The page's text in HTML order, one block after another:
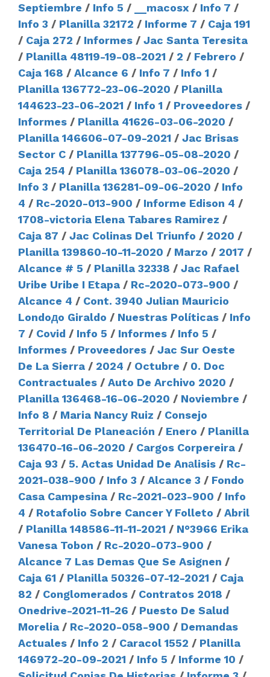
Septiembre / Info 5 / __macosx / Info 7 /
Info 3 / Planilla 32172 / Informe 7 / Caja 191
/ Caja 272 / Informes / Jac Santa Teresita
/ Planilla 48119-19-08-2021 / 2 / Febrero /
Caja 168 / Alcance 6 / Info 7 / Info 1 /
Planilla 136772-23-06-2020 / Planilla
144623-23-06-2021 / Info 1 / Proveedores /
Informes / Planilla 41626-03-06-2020 /
Planilla 146606-07-09-2021 / Jac Brisas
Sector C / Planilla 137796-05-08-2020 /
Caja 254 / Planilla 136078-03-06-2020 /
Info 3 / Planilla 136281-09-06-2020 / Info
4 / Rc-2020-013-900 / Informe Edison 4 /
1708-victoria Elena Tabares Ramirez /
Caja 87 / Jac Colinas Del Triunfo / 2020 /
Planilla 139860-10-11-2020 / Marzo / 2017 /
Alcance # 5 / Planilla 32338 / Jac Rafael
Uribe Uribe I Etapa / Rc-2020-073-900 /
Alcance 4 / Cont. 3940 Julian Mauricio
Londoдo Giraldo / Nuestras Políticas / Info
7 / Covid / Info 5 / Informes / Info 5 /
Informes / Proveedores / Jac Sur Oeste
De La Sierra / 2024 / Octubre / 0. Doc
Contractuales / Auto De Archivo 2020 /
Planilla 136468-16-06-2020 / Noviembre /
Info 8 / Maria Nancy Ruiz / Consejo
Territorial De Planeación / Enero / Planilla
136470-16-06-2020 / Cargos Corpereira /
Caja 93 / 5. Actas Unidad De Anаlisis / Rc-
2021-038-900 / Info 3 / Alcance 3 / Fondo
Casa Campesina / Rc-2021-023-900 / Info
4 / Rotafolio Sobre Cancer Y Folleto / Abril
/ Planilla 148586-11-11-2021 / N°3966 Erika
Vanesa Tobon / Rc-2020-073-900 /
Alcance 7 Las Demas Que Se Asignen /
Caja 61 / Planilla 50326-07-12-2021 / Caja
82 / Conglomerados / Contratos 2018 /
Onedrive-2021-11-26 / Puesto De Salud
Morelia / Rc-2020-058-900 / Demandas
Actuales / Info 2 / Caracol 1552 / Planilla
146972-20-09-2021 / Info 5 / Informe 10 /